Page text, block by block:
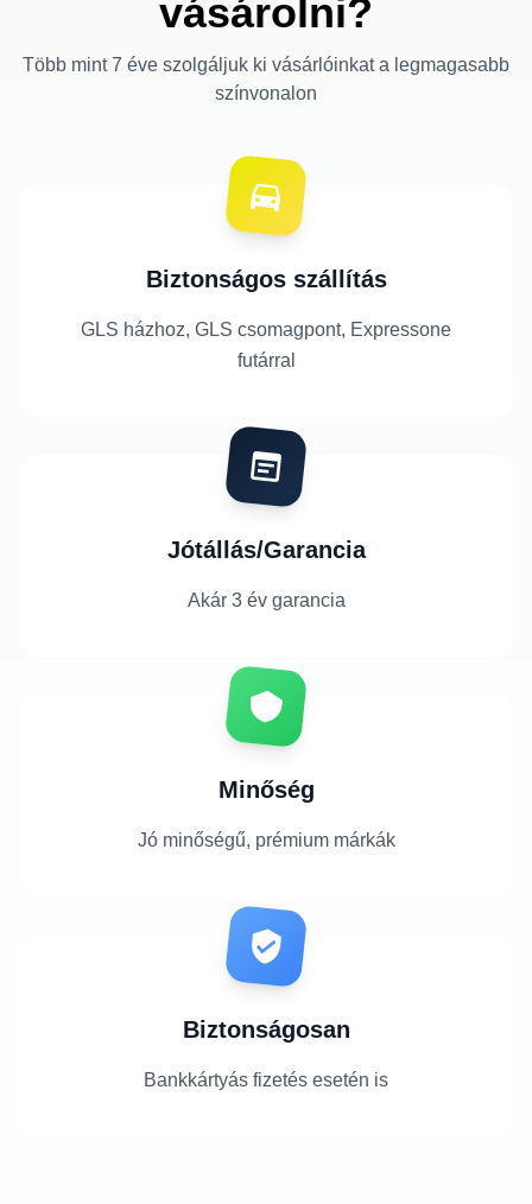
vásárolni?
Több mint 7 éve szolgáljuk ki vásárlóinkat a legmagasabb
színvonalon
Biztonságos szállítás
GLS házhoz, GLS csomagpont, Expressone
futárral
Jótállás/Garancia
Akár 3 év garancia
Minőség
Jó minőségű, prémium márkák
Biztonságosan
Bankkártyás fizetés esetén is